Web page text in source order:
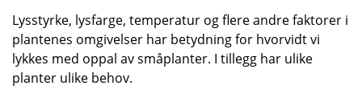
Lysstyrke, lysfarge, temperatur og flere andre faktorer i
plantenes omgivelser har betydning for hvorvidt vi
lykkes med oppal av småplanter. I tillegg har ulike
planter ulike behov.